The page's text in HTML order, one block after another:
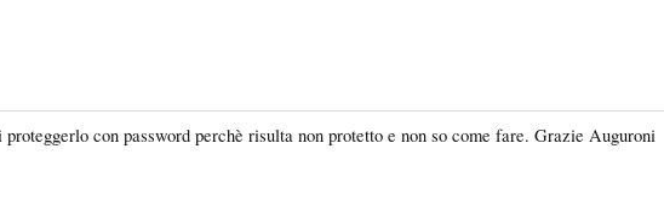
con password perchè risulta non protetto e non so come fare. Grazie Auguroni